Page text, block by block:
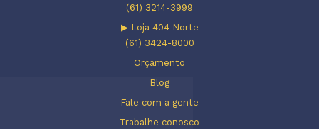
(61) 3214-3999
▶ Loja 404 Norte
(61) 3424-8000
Orçamento
Blog
Fale com a gente
Trabalhe conosco